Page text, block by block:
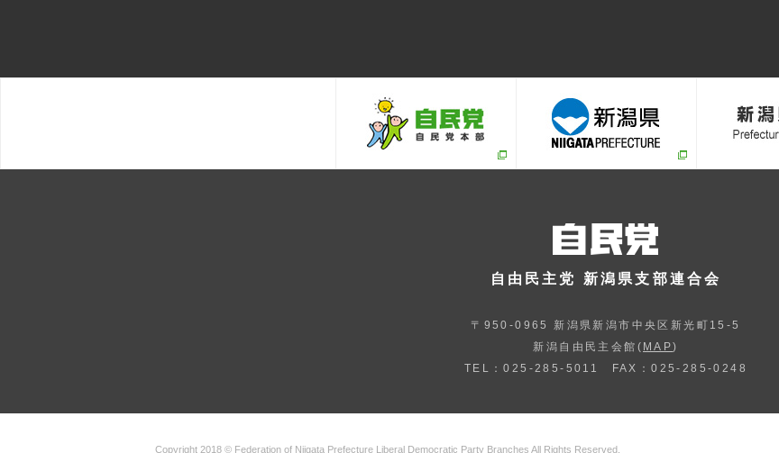
自由民主党 新潟県支部連合会
〒950-0965 新潟県新潟市中央区新光町15-5
新潟自由民主会館( MAP)
TEL：025-285-5011 FAX：025-285-0248
Copyright 2018 © Federation of Niigata Prefecture Liberal Democratic Party Branches All Rights Reserved.